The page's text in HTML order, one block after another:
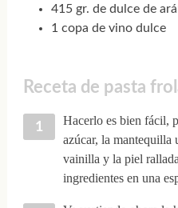
415 gr. de dulce de
1 copa de vino dulce
Receta de pasta
Hacerlo es bien fácil,
azúcar, la mantequilla
vainilla y la piel
ingredientes en una